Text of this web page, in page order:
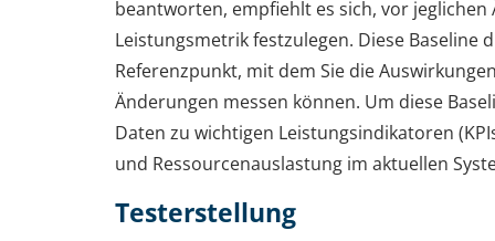
beantworten, empfiehlt es sich, vor jeglichen
Leistungsmetrik festzulegen. Diese Baseline
Referenzpunkt, mit dem Sie die
Änderungen messen können. Um diese
Daten zu wichtigen Leistungsindikatoren
und Ressourcenauslastung im aktuellen
Testerstellung